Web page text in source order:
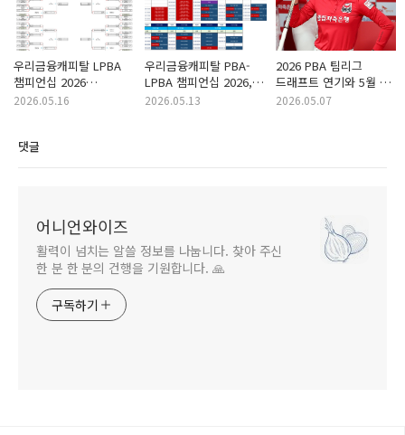
우리금융캐피탈 LPBA
챔피언십 2026
Q라운드와 128강
2026.05.16
우리금융캐피탈 PBA-
LPBA 챔피언십 2026,
달라진 상금과 경기방식
2026.05.13
2026 PBA 팀리그
드래프트 연기와 5월 새
시즌 프로당구 개막
2026.05.07
댓글
어니언와이즈
활력이 넘치는 알쓸 정보를 나눕니다. 찾아 주신
한 분 한 분의 건행을 기원합니다. 🙏
구독하기